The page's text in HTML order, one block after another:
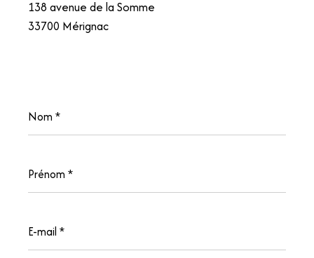
138 avenue de la Somme
33700 Mérignac
*
*
mail
*